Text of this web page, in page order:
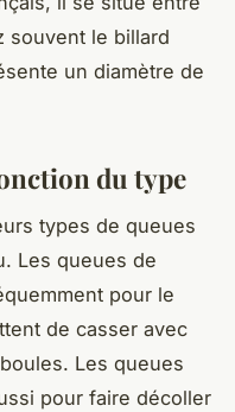
souvent le billard
un diamètre de
du type
types de queues
Les queues de
pour le
de casser avec
Les queues
pour faire décoller